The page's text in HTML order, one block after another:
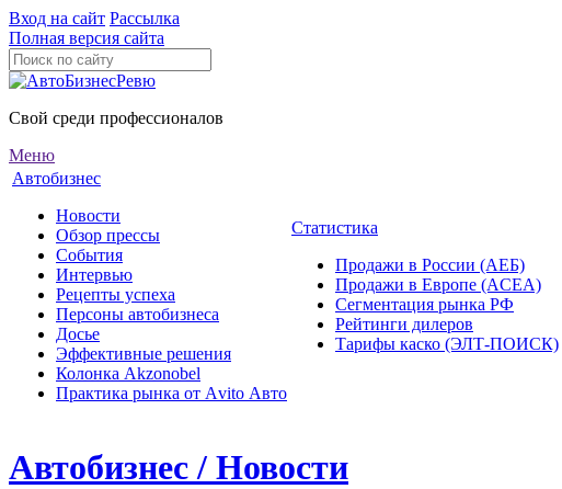
Вход на сайт Рассылка
Полная версия сайта
Свой среди профессионалов
Меню
Автобизнес
Новости
Обзор прессы
События
Интервью
Рецепты успеха
Персоны автобизнеса
Досье
Эффективные решения
Колонка Akzonobel
Практика рынка от Аvito Авто
Статистика
Продажи в России (АЕБ)
Продажи в Европе (ACEA)
Сегментация рынка РФ
Рейтинги дилеров
Тарифы каско (ЭЛТ-ПОИСК)
Автобизнес / Новости